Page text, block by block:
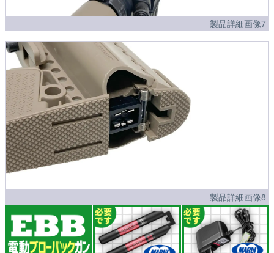
製品詳細画像7
製品詳細画像8